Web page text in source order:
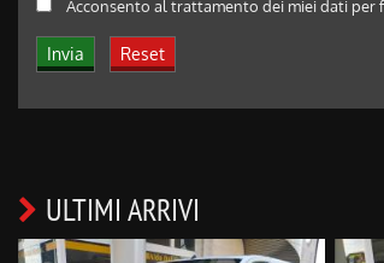
Acconsento al trattamento dei miei dati per
ULTIMI ARRIVI